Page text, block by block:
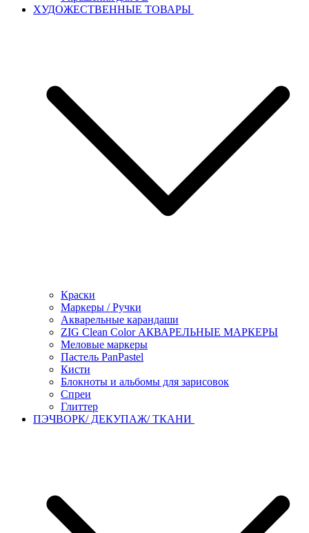
ХУДОЖЕСТВЕННЫЕ ТОВАРЫ
Краски
Маркеры / Ручки
Акварельные карандаши
ZIG Clean Color АКВАРЕЛЬНЫЕ МАРКЕРЫ
Меловые маркеры
Пастель PanPastel
Кисти
Блокноты и альбомы для зарисовок
Спреи
Глиттер
ПЭЧВОРК/ ДЕКУПАЖ/ ТКАНИ